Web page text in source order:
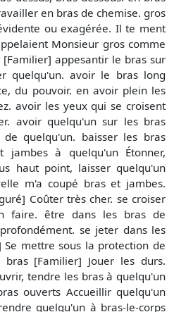
en bras de chemise. gros
ou exagérée. Il te ment
Monsieur gros comme
appesantir le bras sur
quelqu'un. avoir le bras long
du pouvoir. en avoir plein les
avoir les yeux qui se croisent
avoir quelqu'un sur les bras
de quelqu'un. baisser les bras
jambes à quelqu'un Étonner,
haut point, laisser quelqu'un
m'a coupé bras et jambes.
Coûter très cher. se croiser
faire. être dans les bras de
se jeter dans les
mettre sous la protection de
[Familier] Jouer les durs.
tendre les bras à quelqu'un
ouverts Accueillir quelqu'un
quelqu'un à bras-le-corps